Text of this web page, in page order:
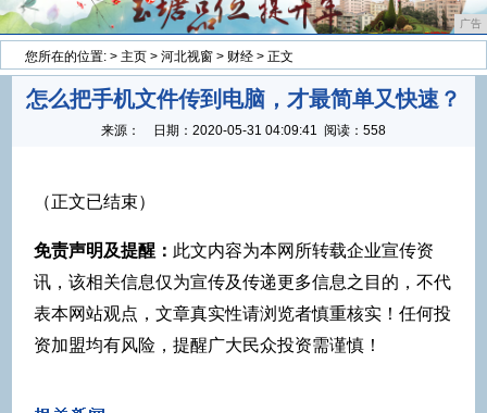
广告
您所在的位置: > 主页 > 河北视窗 > 财经 > 正文
怎么把手机文件传到电脑，才最简单又快速？
来源： 日期： 2020-05-31 04:09:41 阅读：558
（正文已结束）
免责声明及提醒： 此文内容为本网所转载企业宣传资
讯，该相关信息仅为宣传及传递更多信息之目的，不代
表本网站观点，文章真实性请浏览者慎重核实！任何投
资加盟均有风险，提醒广大民众投资需谨慎！